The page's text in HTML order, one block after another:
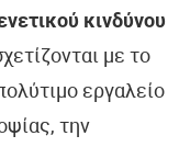
κινδύνου
με το
εργαλείο
την